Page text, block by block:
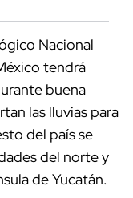
Nacional
tendrá
buena
las lluvias para
del país se
del norte y
de Yucatán.